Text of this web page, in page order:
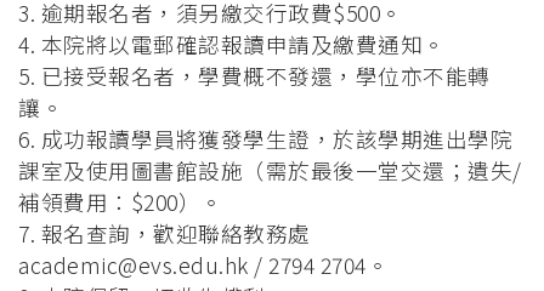
3. 逾期報名者，須另繳交行政費$500。
4. 本院將以電郵確認報讀申請及繳費通知。
5. 已接受報名者，學費概不發還，學位亦不能轉
讓。
6. 成功報讀學員將獲發學生證，於該學期進出學院
課室及使用圖書館設施（需於最後一堂交還；遺失/
補領費用：$200）。
7. 報名查詢，歡迎聯絡教務處
academic@evs.edu.hk / 2794 2704。